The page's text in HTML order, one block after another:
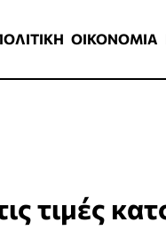
ΟΙΚΟΝΟΜΙΑ
τιμές